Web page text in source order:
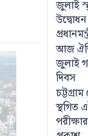
জুলাই
আজ
জুলাই
দিবস
স্থগিত